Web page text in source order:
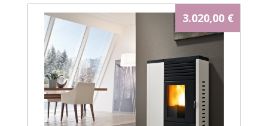
3.020,00 €